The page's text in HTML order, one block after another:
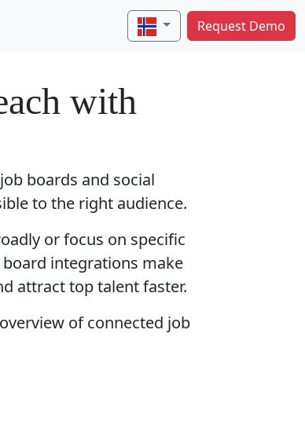
Request Demo
with
boards and social
to the right audience.
or focus on specific
integrations make
attract top talent faster.
of connected job